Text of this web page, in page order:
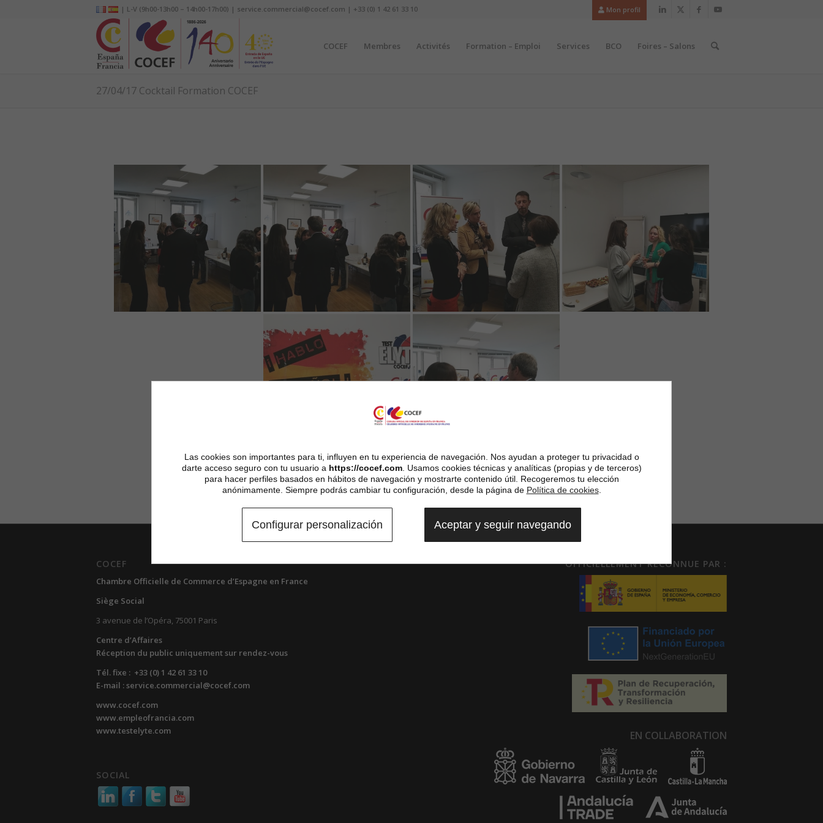
Mon profil
| L-V (9h00-13h00 – 14h00-17h00) | service.commercial@cocef.com | +33 (0) 1 42 61 33 10
COCEF Membres Activités Formation – Emploi Services BCO Foires – Salons
27/04/17 Cocktail Formation COCEF
COCEF
Chambre Officielle de Commerce d’Espagne en France
Siège Social
3 avenue de l’Opéra, 75001 Paris
Centre d’Affaires
Réception du public uniquement sur rendez-vous
Tél. fixe : +33 (0) 1 42 61 33 10
E-mail : service.commercial@cocef.com
www.cocef.com
www.empleofrancia.com
www.testelyte.com
SOCIAL
OFFICIELLEMENT RECONNUE PAR :
EN COLLABORATION
Las cookies son importantes para ti, influyen en tu experiencia de navegación. Nos ayudan a proteger tu privacidad o
darte acceso seguro con tu usuario a https://cocef.com. Usamos cookies técnicas y analíticas (propias y de terceros)
para hacer perfiles basados en hábitos de navegación y mostrarte contenido útil. Recogeremos tu elección
anónimamente. Siempre podrás cambiar tu configuración, desde la página de Política de cookies.
Configurar personalización Aceptar y seguir navegando